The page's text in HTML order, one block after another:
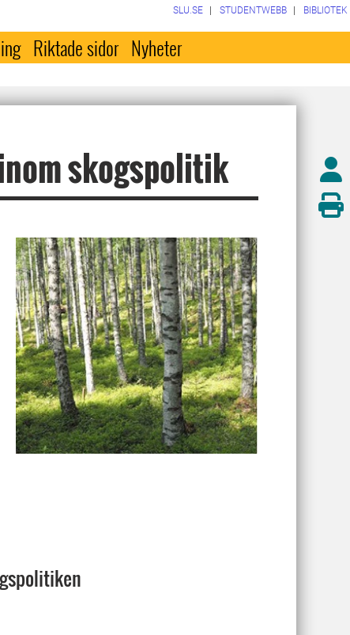
SLU.SE STUDENTWEBB BIBLIOTEK
Riktade sidor Nyheter
skogspolitik